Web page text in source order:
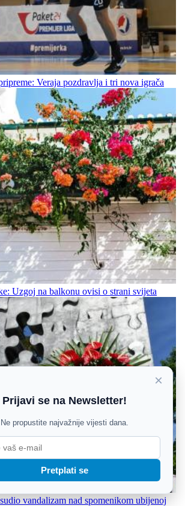
Veraja pozdravlja i tri nova igrača
Uzgoj na balkonu ovisi o strani svijeta
vandalizam nad spomenikom ubijenoj
×
Prijavi se na Newsletter!
Ne propustite najvažnije vijesti dana.
Pretplati se